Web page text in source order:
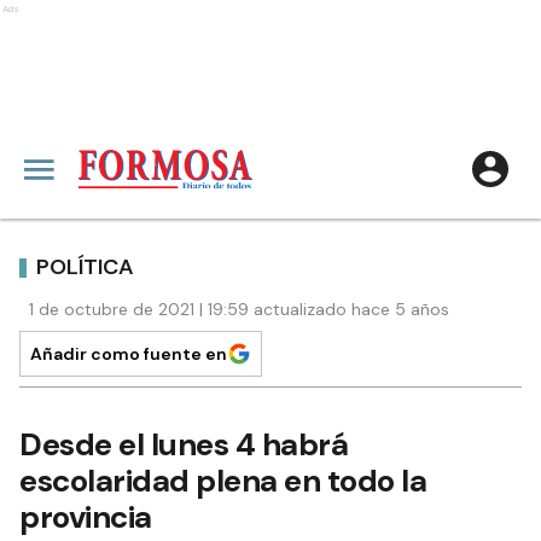
Ads
POLÍTICA
1 de octubre de 2021 | 19:59 actualizado hace 5 años
Añadir como fuente en
Desde el lunes 4 habrá
escolaridad plena en todo la
provincia